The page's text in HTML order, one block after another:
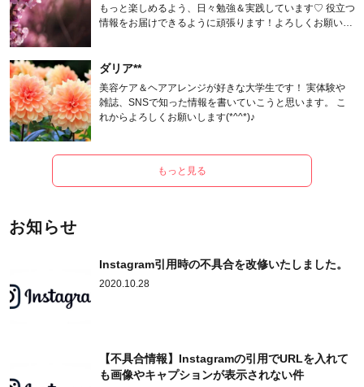
もっと楽しめるよう、日々勉強＆実践しています♡ 役立つ
情報をお届けできるように頑張ります！よろしくお願いし
ダリア**
美容ケア＆ヘアアレンジが好きな大学生です！ 実体験や
雑誌、SNSで知った情報を書いていこうと思います。 こ
れからよろしくお願いします(*^^*)♪
もっと見る
お知らせ
Instagram引用時の不具合を改修いたしました。
2020.10.28
【不具合情報】Instagramの引用でURLを入れて
も画像やキャプションが表示されない件